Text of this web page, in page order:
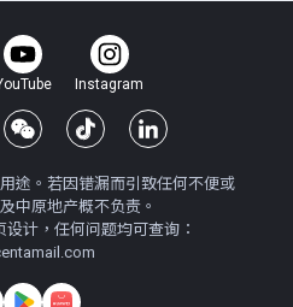
Instagram
途。若因错漏而引致任何不便或
中原地产概不负责。
计，任何问题均可查询：